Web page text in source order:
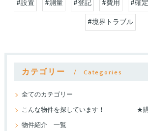
#設置 #測量 #登記 #費用 #確
#境界トラブル
カテゴリー Categories
全てのカテゴリー
こんな物件を探しています！ ★購
物件紹介 一覧